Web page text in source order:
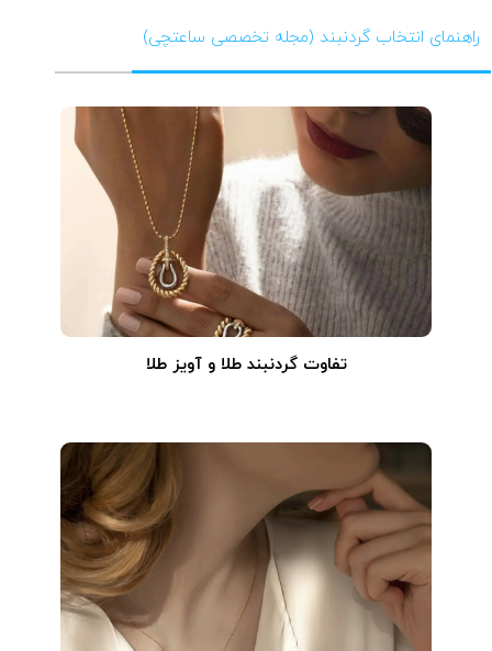
راهنمای انتخاب گردنبند (مجله تخصصی ساعتچی)
تفاوت گردنبند طلا و آویز طلا